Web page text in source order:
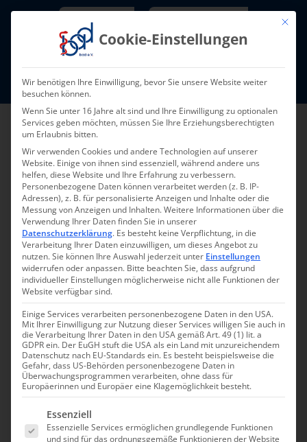
Skip
Fort- und Weiterbildung I Termine
Zurück
Wie können ambulante
Pflegedienste ihre
Beratung von
Pflegebedürftigen und
Angehörigen
unterstützen?
Mit
Cookie-Einstellungen
Wir benötigen Ihre Einwilligung, bevor Sie unsere Website weiter
besuchen können.
Wenn Sie unter 16 Jahre alt sind und Ihre Einwilligung zu optionalen
Services geben möchten, müssen Sie Ihre Erziehungsberechtigten
um Erlaubnis bitten.
Wir verwenden Cookies und andere Technologien auf unserer
Website. Einige von ihnen sind essenziell, während andere uns
helfen, diese Website und Ihre Erfahrung zu verbessern.
Personenbezogene Daten können verarbeitet werden (z. B. IP-
Adressen), z. B. für personalisierte Anzeigen und Inhalte oder die
Messung von Anzeigen und Inhalten.Weitere Informationen über die
Verwendung Ihrer Daten finden Sie in unserer
Datenschutzerklärung. Es besteht keine Verpflichtung, in die
Verarbeitung Ihrer Daten einzuwilligen, um dieses Angebot zu
nutzen.Sie können Ihre Auswahl jederzeit unter Einstellungen
widerrufen oder anpassen. Bitte beachten Sie, dass aufgrund
individueller Einstellungen möglicherweise nicht alle Funktionen der
Website verfügbar sind.
Einige Services verarbeiten personenbezogene Daten in den USA.
Mit Ihrer Einwilligung zur Nutzung dieser Services willigen Sie auch in
die Verarbeitung Ihrer Daten in den USA gemäß Art. 49 (1) lit. a
GDPR ein. Der EuGH stuft die USA als ein Land mit unzureichendem
Datenschutz nach EU-Standards ein. Es besteht beispielsweise die
Gefahr, dass US-Behörden personenbezogene Daten in
Überwachungsprogrammen verarbeiten, ohne dass für
Europäerinnen und Europäer eine Klagemöglichkeit besteht.
Es folgt eine Liste der Service-Gruppen, für die
Essenziell
Essenzielle Services ermöglichen grundlegende Funktionen
und sind für das ordnungsgemäße Funktionieren der Website